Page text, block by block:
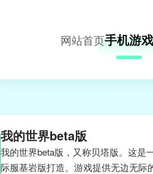
网站首页手机游戏
我的世界beta版
我的世界beta版，又称贝塔版。这是
际服基岩版打造。游戏提供无边无际